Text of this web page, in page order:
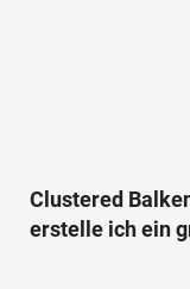
Clustered
erstelle ich ein